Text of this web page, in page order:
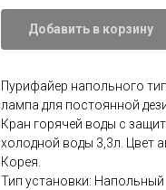
Добавить в корзину
Пурифайер напольного
лампа для постоянной
Кран горячей воды с
холодной воды 3,3л. Цвет
Корея.
Тип установки: Напольный